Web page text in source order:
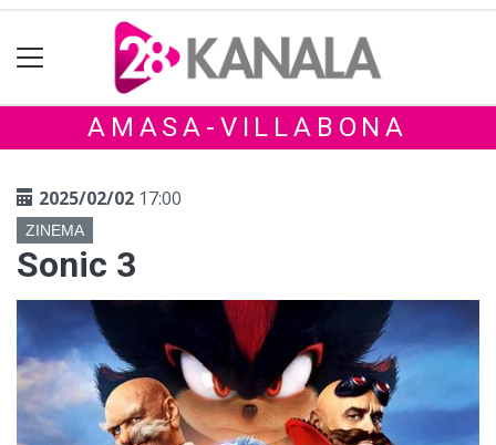
AMASA-VILLABONA
2025/02/02 17:00
ZINEMA
Sonic 3